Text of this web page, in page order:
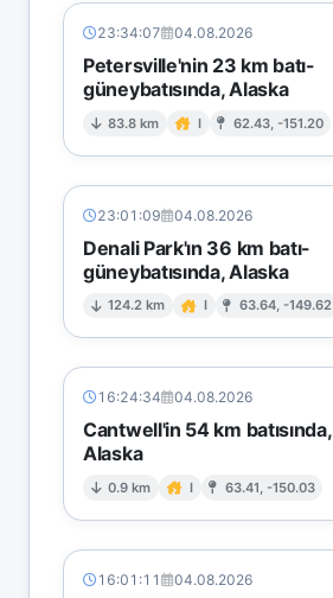
23:34:07 04.08.2026
Petersville'nin 23 km batı-
güneybatısında, Alaska
83.8 km I 62.43, -151.20
23:01:09 04.08.2026
Denali Park'ın 36 km batı-
güneybatısında, Alaska
124.2 km I 63.64, -149.62
16:24:34 04.08.2026
Cantwell'in 54 km batısında,
Alaska
0.9 km I 63.41, -150.03
16:01:11 04.08.2026